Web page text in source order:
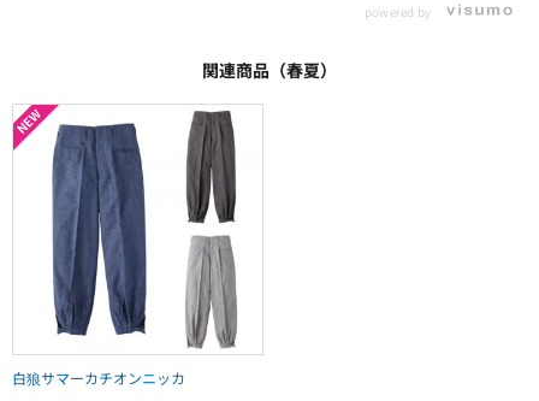
powered by
関連商品（春夏）
白狼サマーカチオンニッカ